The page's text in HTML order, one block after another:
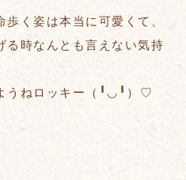
く姿は本当に可愛くて、
る時なんとも言えない気持
うねロッキー（╹◡╹）♡